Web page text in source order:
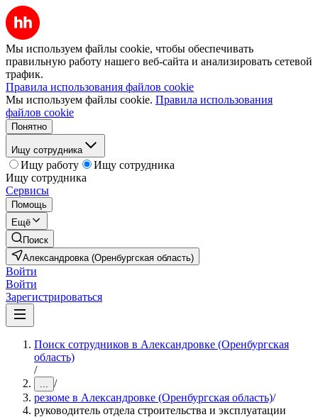
Мы используем файлы cookie, чтобы обеспечивать
правильную работу нашего веб-сайта и анализировать сетевой
трафик.
Правила использования файлов cookie
Мы используем файлы cookie. Правила использования
файлов cookie
Понятно
Ищу сотрудника
Ищу работу
Ищу сотрудника
Ищу сотрудника
Сервисы
Помощь
Ещё
Поиск
Александровка (Оренбургская область)
Войти
Войти
Зарегистрироваться
Поиск сотрудников в Александровке (Оренбургская
область)
/
... /
резюме в Александровке (Оренбургская область)/
руководитель отдела строительства и эксплуатации